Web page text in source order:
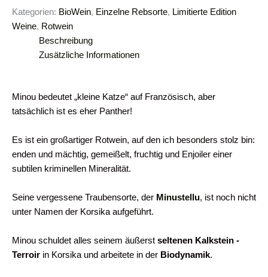
Kategorien: BioWein, Einzelne Rebsorte, Limitierte Edition
Weine, Rotwein
Beschreibung
Zusätzliche Informationen
Minou bedeutet „kleine Katze“ auf Französisch, aber
tatsächlich ist es eher Panther!
Es ist ein großartiger Rotwein, auf den ich besonders stolz bin:
enden und mächtig, gemeißelt, fruchtig und Enjoiler einer
subtilen kriminellen Mineralität.
Seine vergessene Traubensorte, der Minustellu, ist noch nicht
unter Namen der Korsika aufgeführt.
Minou schuldet alles seinem äußerst seltenen Kalkstein -
Terroir in Korsika und arbeitete in der Biodynamik.